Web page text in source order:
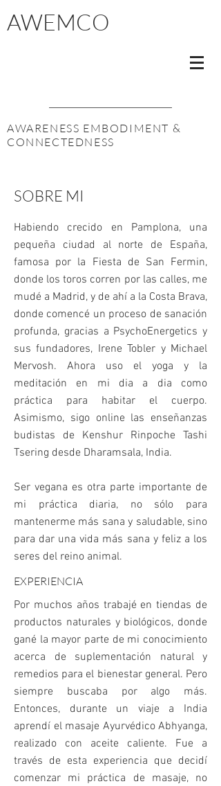
AWEMCO
AWARENESS EMBODIMENT &
CONNECTEDNESS
SOBRE MI
Habiendo crecido en Pamplona, una
pequeña ciudad al norte de España,
famosa por la Fiesta de San Fermin,
donde los toros corren por las calles, me
mudé a Madrid, y de ahí a la Costa Brava,
donde comencé un proceso de sanación
profunda, gracias a PsychoEnergetics y
sus fundadores, Irene Tobler y Michael
Mervosh. Ahora uso el yoga y la
meditación en mi dia a dia como
práctica para habitar el cuerpo.
Asimismo, sigo online las enseñanzas
budistas de Kenshur Rinpoche Tashi
Tsering desde Dharamsala, India.​
Ser vegana es otra parte importante de
mi práctica diaria, no sólo para
mantenerme más sana y saludable, sino
para dar una vida más sana y feliz a los
seres del reino animal.
EXPERIENCIA
Por muchos años trabajé en tiendas de
productos naturales y biológicos, donde
gané la mayor parte de mi conocimiento
acerca de suplementación natural y
remedios para el bienestar general. Pero
siempre buscaba por algo más.
Entonces, durante un viaje a India
aprendí el masaje Ayurvédico Abhyanga,
realizado con aceite caliente. Fue a
través de esta experiencia que decidí
comenzar mi práctica de masaje, no